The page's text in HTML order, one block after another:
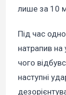
лише за 10
Під час
натрапив на
чого
наступні